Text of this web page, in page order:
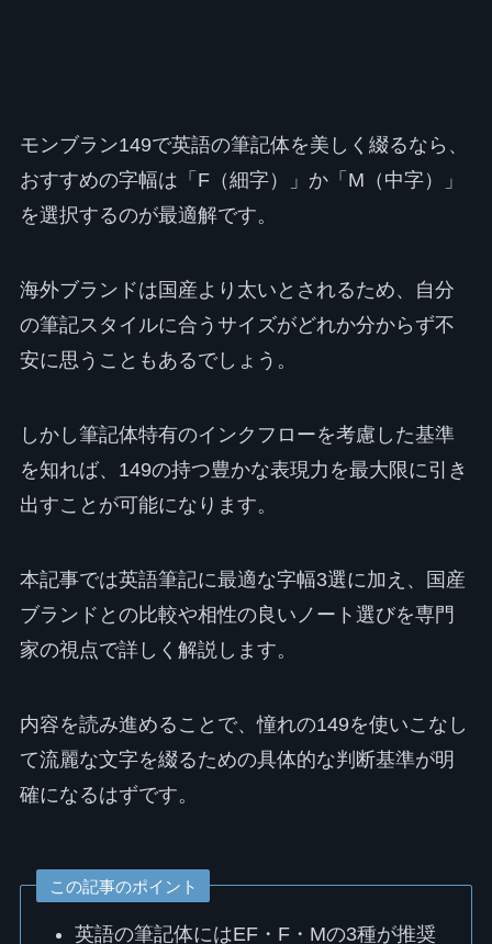
モンブラン149で英語の筆記体を美しく綴るなら、
おすすめの字幅は「F（細字）」か「M（中字）」
を選択するのが最適解です。
海外ブランドは国産より太いとされるため、自分
の筆記スタイルに合うサイズがどれか分からず不
安に思うこともあるでしょう。
しかし筆記体特有のインクフローを考慮した基準
を知れば、149の持つ豊かな表現力を最大限に引き
出すことが可能になります。
本記事では英語筆記に最適な字幅3選に加え、国産
ブランドとの比較や相性の良いノート選びを専門
家の視点で詳しく解説します。
内容を読み進めることで、憧れの149を使いこなし
て流麗な文字を綴るための具体的な判断基準が明
確になるはずです。
この記事のポイント
英語の筆記体にはEF・F・Mの3種が推奨